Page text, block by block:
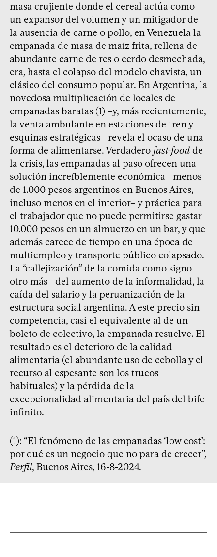
masa crujiente donde el cereal actúa como
un expansor del volumen y un mitigador de
la ausencia de carne o pollo, en Venezuela la
empanada de masa de maíz frita, rellena de
abundante carne de res o cerdo desmechada,
era, hasta el colapso del modelo chavista, un
clásico del consumo popular. En Argentina, la
novedosa multiplicación de locales de
empanadas baratas (1) –y, más recientemente,
la venta ambulante en estaciones de tren y
esquinas estratégicas– revela el ocaso de una
forma de alimentarse. Verdadero fast-food de
la crisis, las empanadas al paso ofrecen una
solución increíblemente económica –menos
de 1.000 pesos argentinos en Buenos Aires,
incluso menos en el interior– y práctica para
el trabajador que no puede permitirse gastar
10.000 pesos en un almuerzo en un bar, y que
además carece de tiempo en una época de
multiempleo y transporte público colapsado.
La “callejización” de la comida como signo –
otro más– del aumento de la informalidad, la
caída del salario y la peruanización de la
estructura social argentina. A este precio sin
competencia, casi el equivalente al de un
boleto de colectivo, la empanada resuelve. El
resultado es el deterioro de la calidad
alimentaria (el abundante uso de cebolla y el
recurso al espesante son los trucos
habituales) y la pérdida de la
excepcionalidad alimentaria del país del bife
infinito.
(1): “El fenómeno de las empanadas ‘low cost’:
por qué es un negocio que no para de crecer”,
Perfil, Buenos Aires, 16-8-2024.